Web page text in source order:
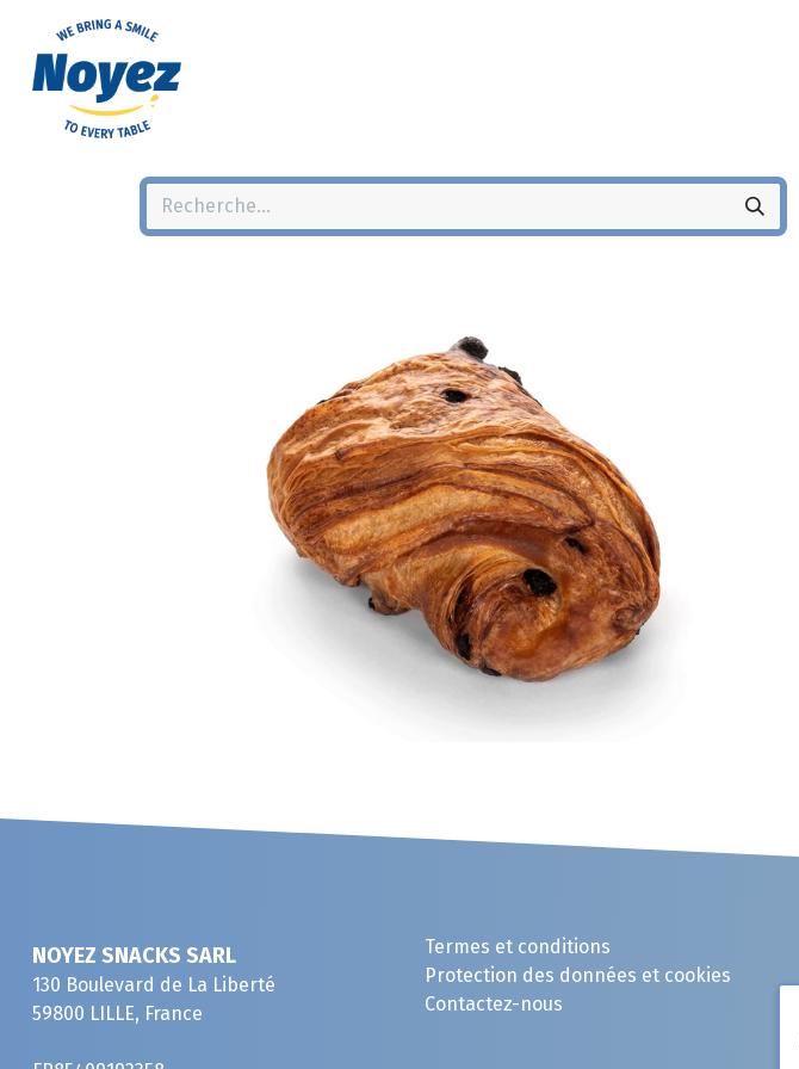
NOYEZ SNACKS SARL
130 Boulevard de La Liberté
59800 LILLE, France
Termes et conditions
Protection des données et cookies
Contactez-nous